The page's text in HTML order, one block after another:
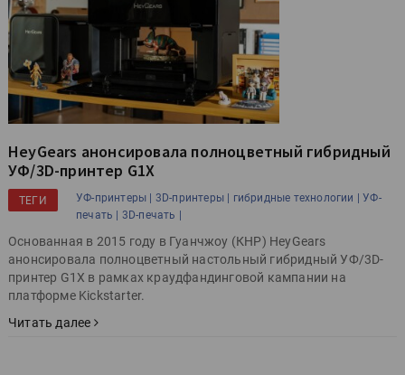
HeyGears анонсировала полноцветный гибридный
УФ/3D-принтер G1X
ТЕГИ УФ-принтеры | 3D-принтеры | гибридные технологии |
УФ-
печать |
3D-печать |
Основанная в 2015 году в Гуанчжоу (КНР) HeyGears
анонсировала полноцветный настольный гибридный УФ/3D-
принтер G1X в рамках краудфандинговой кампании на
платформе Kickstarter.
Читать далее